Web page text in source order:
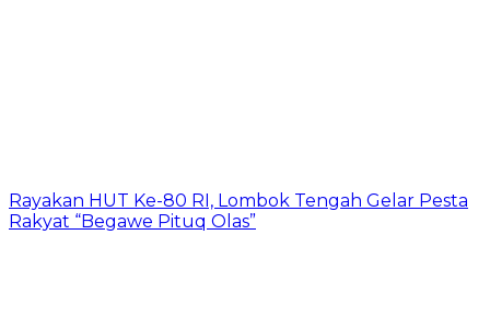
Rayakan HUT Ke-80 RI, Lombok Tengah Gelar Pesta
Rakyat “Begawe Pituq Olas”